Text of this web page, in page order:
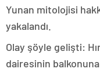
Yunan mitolojisi
yakalandı.
Olay şöyle gelişti:
dairesinin